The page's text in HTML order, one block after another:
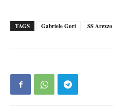
TAGS Gabriele Gori SS Arezzo